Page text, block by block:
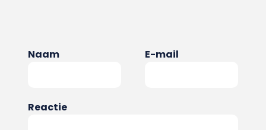
Naam E-mail
Reactie